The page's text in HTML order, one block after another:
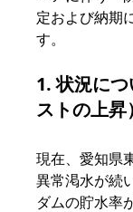
定および納期
す。
1. 状況に
ストの上昇）
現在、愛知県
異常渇水が続
ダムの貯水率